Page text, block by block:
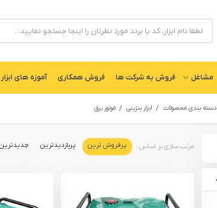
مشاغل فروش به شركت ها فروش همکاری آموزه های ابزار
دسته بندی محصولات ابزار بنزینی موتور برق
پرفروش ترین پربازدیدترین جدیدترین